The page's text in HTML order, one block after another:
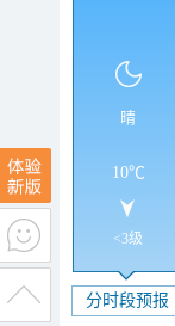
晴
10℃
<3级
分时段预报